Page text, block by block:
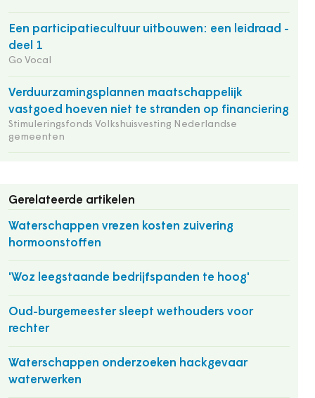
Een participatiecultuur uitbouwen: een leidraad -
deel 1
Go Vocal
Verduurzamingsplannen maatschappelijk
vastgoed hoeven niet te stranden op financiering
Stimuleringsfonds Volkshuisvesting Nederlandse
gemeenten
Gerelateerde artikelen
Waterschappen vrezen kosten zuivering
hormoonstoffen
'Woz leegstaande bedrijfspanden te hoog'
Oud-burgemeester sleept wethouders voor
rechter
Waterschappen onderzoeken hackgevaar
waterwerken